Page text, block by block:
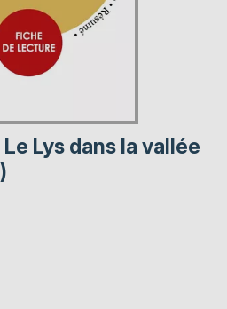
Lys dans la vallée